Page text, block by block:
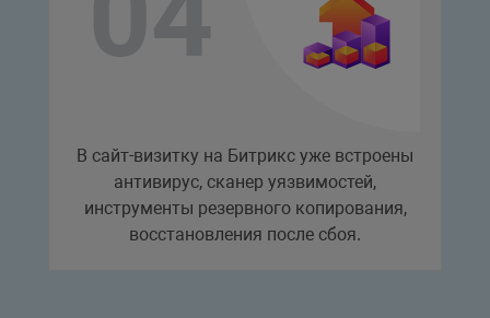
В сайт-визитку на Битрикс уже встроены
антивирус, сканер уязвимостей,
инструменты резервного копирования,
восстановления после сбоя.